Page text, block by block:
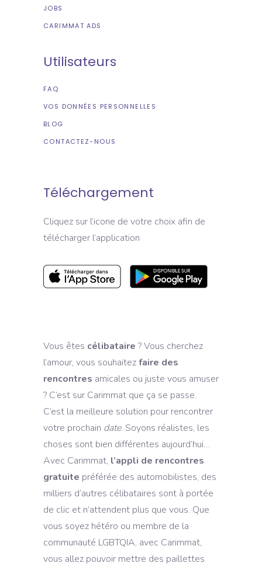
JOBS
CARIMMAT ADS
Utilisateurs
FAQ
VOS DONNÉES PERSONNELLES
BLOG
CONTACTEZ-NOUS
Téléchargement
Cliquez sur l’icone de votre choix afin de
télécharger l’application
Vous êtes célibataire? Vous cherchez
l’amour, vous souhaitezfaire des
rencontres amicales ou juste vous amuser
? C’est sur Carimmat que ça se passe.
C’est la meilleure solution pour rencontrer
votre prochain date. Soyons réalistes, les
choses sont bien différentes aujourd’hui…
Avec Carimmat, l’appli de rencontres
gratuite préférée des automobilistes, des
milliers d’autres célibataires sont à portée
de clic et n’attendent plus que vous. Que
vous soyez hétéro ou membre de la
communauté LGBTQIA, avec Carimmat,
vous allez pouvoir mettre des paillettes